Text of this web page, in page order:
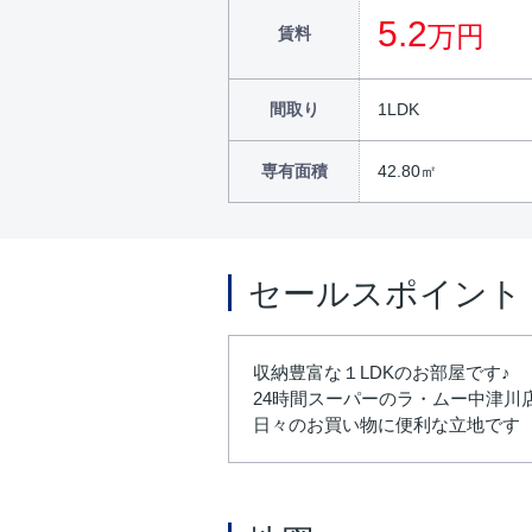
賃料 5.2万円
間取り 1LDK
専有面積 42.80㎡
セールスポイント
収納豊富な１LDKのお部屋です♪
24時間スーパーのラ・ムー中津川
日々のお買い物に便利な立地です